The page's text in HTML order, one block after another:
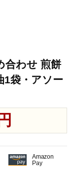
合わせ 煎餅
1袋・アソー
Amazon
Pay